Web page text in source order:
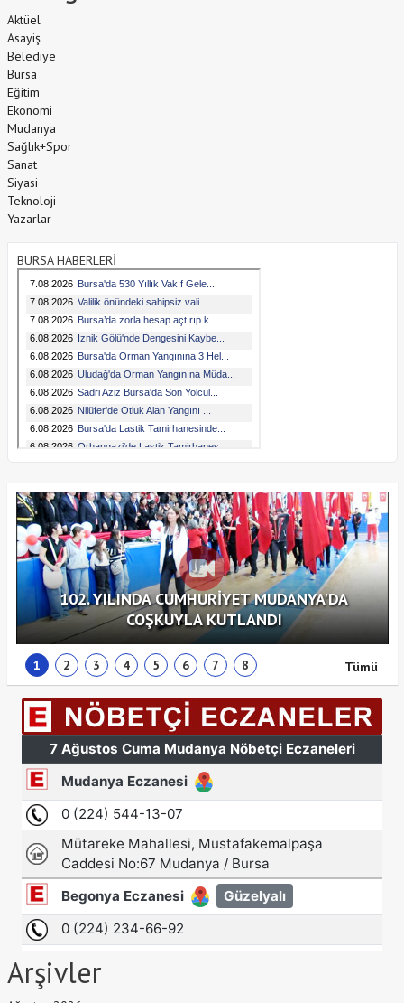
Aktüel
Asayiş
Belediye
Bursa
Eğitim
Ekonomi
Mudanya
Sağlık+Spor
Sanat
Siyasi
Teknoloji
Yazarlar
BURSA HABERLERİ
Tümü
102. YILINDA CUMHURİYET MUDANYA'DA
COŞKUYLA KUTLANDI
1 2 3 4 5 6 7 8
Arşivler